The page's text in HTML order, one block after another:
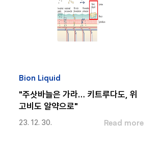
23. 12. 30.
Bion Liquid
"주삿바늘은 가라… 키트루다도, 위
고비도 알약으로"
Read more